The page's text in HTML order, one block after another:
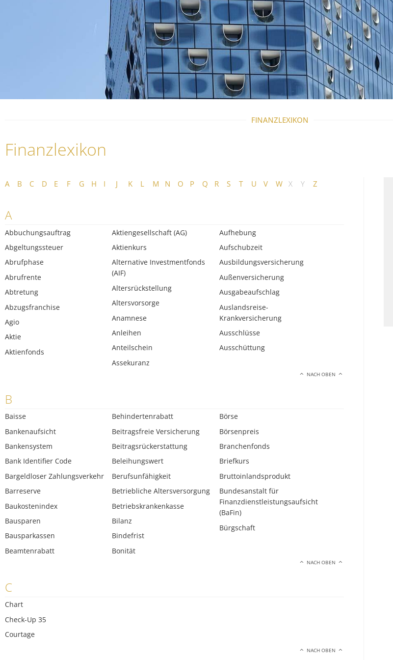
FINANZLEXIKON
Finanzlexikon
A B C D E F G H I J K L M N O P Q R S T U V W X Y Z
A
Abbuchungsauftrag
Abgeltungssteuer
Abrufphase
Abrufrente
Abtretung
Abzugsfranchise
Agio
Aktie
Aktienfonds
Aktiengesellschaft (AG)
Aktienkurs
Alternative Investmentfonds
(AIF)
Altersrückstellung
Altersvorsorge
Anamnese
Anleihen
Anteilschein
Assekuranz
Aufhebung
Aufschubzeit
Ausbildungsversicherung
Außenversicherung
Ausgabeaufschlag
Auslandsreise-
Krankversicherung
Ausschlüsse
Ausschüttung
NACH OBEN
B
Baisse
Bankenaufsicht
Bankensystem
Bank Identifier Code
Bargeldloser Zahlungsverkehr
Barreserve
Baukostenindex
Bausparen
Bausparkassen
Beamtenrabatt
Behindertenrabatt
Beitragsfreie Versicherung
Beitragsrückerstattung
Beleihungswert
Berufsunfähigkeit
Betriebliche Altersversorgung
Betriebskrankenkasse
Bilanz
Bindefrist
Bonität
Börse
Börsenpreis
Branchenfonds
Briefkurs
Bruttoinlandsprodukt
Bundesanstalt für
Finanzdienstleistungsaufsicht
(BaFin)
Bürgschaft
NACH OBEN
C
Chart
Check-Up 35
Courtage
NACH OBEN